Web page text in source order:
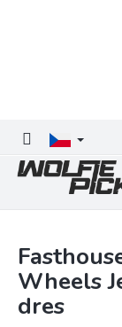
Wheels
dres